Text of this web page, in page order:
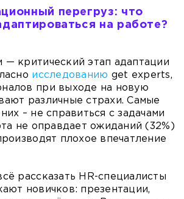
перегруз: что
на работе?
— критический этап адаптации
исследованию get experts,
при выходе на новую
различные страхи. Самые
– не справиться с задачами
не оправдает ожиданий (32%)
плохое впечатление
рассказать HR-специалисты
новичков: презентации,